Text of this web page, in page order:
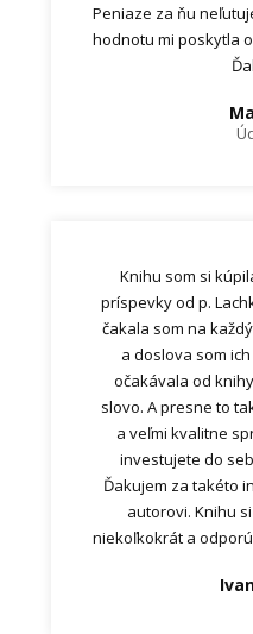
Peniaze za ňu
hodnotu mi poskytla
Knihu som si
príspevky od p.
čakala som na
a doslova som
očakávala od
slovo. A presne to
a veľmi kvalitne
investujete do
Ďakujem za takéto
autorovi. Knihu
niekoľkokrát a